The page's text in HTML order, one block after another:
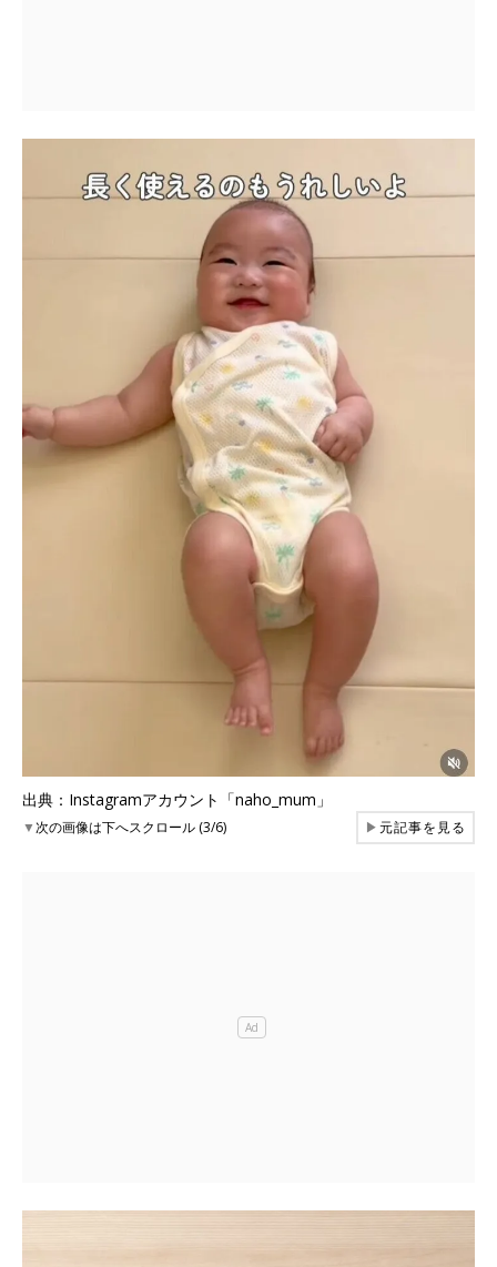
出典：Instagramアカウント「naho_mum」
▼次の画像は下へスクロール (3/6) ▶元記事を見る